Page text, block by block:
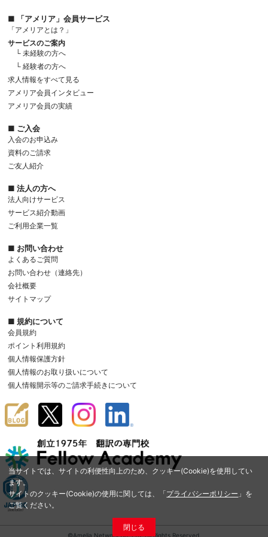
当サイトでは、サイトの利便性向上のため、クッキー(Cookie)を使用してい
ます。
サイトのクッキー(Cookie)の使用に関しては、「プライバシーポリシー 」を
ご覧ください。
閉じる
■ 「アメリア」会員サービス
「アメリアとは？」
サービスのご案内
└ 未経験の方へ
└ 経験者の方へ
求人情報をすべて見る
アメリア会員インタビュー
アメリア会員の実績
■ ご入会
入会のお申込み
資料のご請求
ご友人紹介
■ 法人の方へ
法人向けサービス
サービス紹介動画
ご利用企業一覧
■ お問い合わせ
よくあるご質問
お問い合わせ（連絡先）
会社概要
サイトマップ
■ 規約について
会員規約
ポイント利用規約
個人情報保護方針
個人情報のお取り扱いについて
個人情報開示等のご請求手続きについて
©Amelia Network Co.,Ltd. All Rights Reserved.